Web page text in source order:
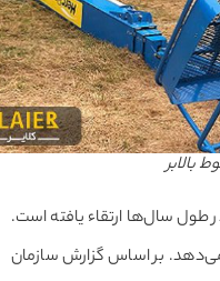
سال‌ها ارتقاء یافته است.
بر اساس گزارش سازمان